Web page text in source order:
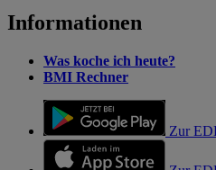
Informationen
Was koche ich heute?
BMI Rechner
Zur